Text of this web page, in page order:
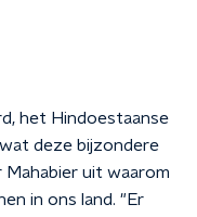
het Hindoestaanse
deze bijzondere
uit waarom
in ons land. "Er